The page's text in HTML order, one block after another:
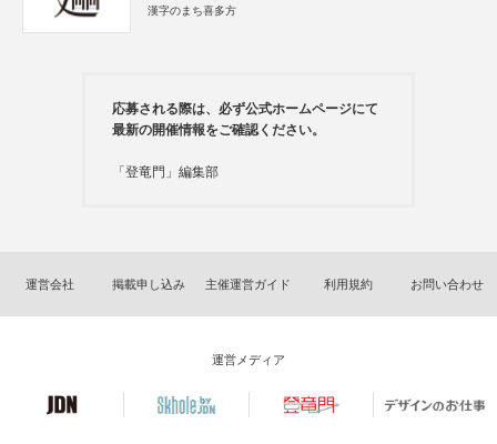
漢字のまち喜多方
応募される際は、必ず公式ホームページにて
最新の開催情報をご確認ください。
「登竜門」編集部
運営会社 掲載申し込み 主催運営ガイド 利用規約 お問い合わせ
運営メディア